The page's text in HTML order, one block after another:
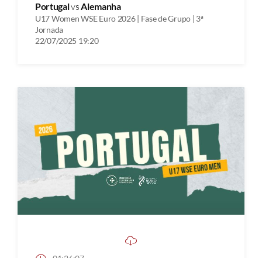
PortugalvsAlemanha
U17 Women WSE Euro 2026 | Fase de Grupo | 3ª
Jornada
22/07/2025 19:20